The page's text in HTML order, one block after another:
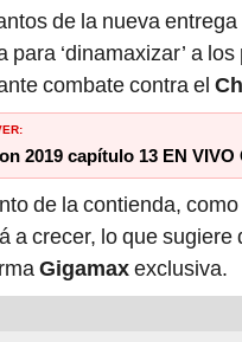
de la nueva
para ‘dinamaxizar’ a
combate contra el
2019 capítulo 13 EN
de la contienda,
a crecer, lo que
Gigamaxexclusiva.